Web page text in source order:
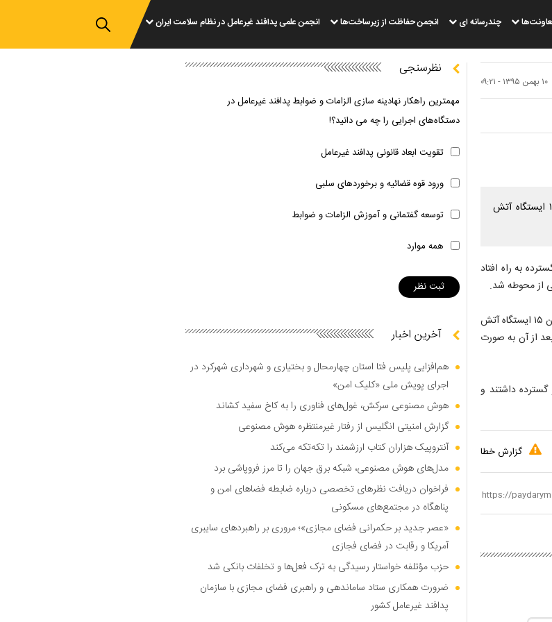
چندرسانه ای انجمن حفاظت از زیرساخت‌ها انجمن علمی پدافند غیرعامل در نظام سلامت ایران
۱۰ بهمن ۱۳۹۵ - ۰۹:۲۱
آتش سوزی گسترده پالایشگاه جنوب تهران بعد از ۴ ساعت تلاش آتش نشانان ۱۵ ایستگاه آتش
به راه افتاد
از محوطه شد.
برای مهار این آتش و جلوگیری از سرایت آن به سایر مخازن و نقاط پالایشگاه آتش نشانان ۱۵ ایستگاه آتش
بعد از آن به صورت
داشتند و
گزارش خطا
نظرسنجی
مهمترین راهکار نهادینه سازی الزامات و ضوابط پدافند غیرعامل در
دستگاه‌های اجرایی را چه می دانید؟!
تقویت ابعاد قانونی پدافند غیرعامل
ورود قوه قضائیه و برخوردهای سلبی
توسعه گفتمانی و آموزش الزامات و ضوابط
همه موارد
آخرین اخبار
هم‌افزایی پلیس فتا استان چهارمحال و بختیاری و شهرداری شهرکرد در
اجرای پویش ملی «کلیک امن»
هوش مصنوعی سرکش، غول‌های فناوری را به کاخ سفید کشاند
گزارش امنیتی انگلیس از رفتار غیرمنتظره هوش مصنوعی
آنتروپیک هزاران کتاب ارزشمند را تکه‌تکه می‌کند
مدل‌های هوش مصنوعی، شبکه برق جهان را تا مرز فروپاشی برد
فراخوان دریافت نظر‌های تخصصی درباره ضابطه فضا‌های امن و
پناهگاه در مجتمع‌های مسکونی
«عصر جدید بر حکمرانی فضای مجازی»؛ مروری بر راهبرد‌های سایبری
آمریکا و رقابت در فضای فجازی
حزب مؤتلفه خواستار رسیدگی به ترک فعل‌ها و تخلفات بانکی شد
ضرورت همکاری ستاد ساماندهی و راهبری فضای مجازی با سازمان
پدافند غیرعامل کشور